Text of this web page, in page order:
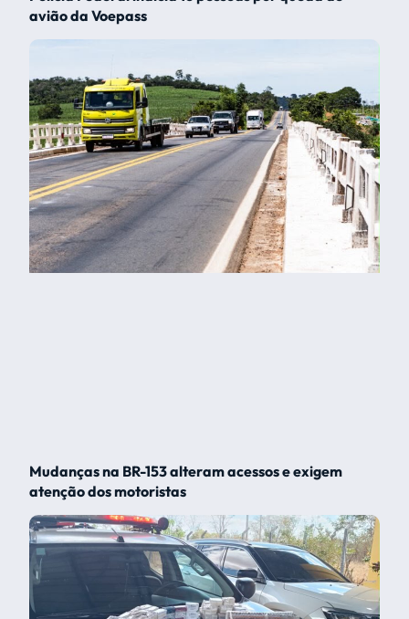
avião da Voepass
Mudanças na BR-153 alteram acessos e exigem
atenção dos motoristas